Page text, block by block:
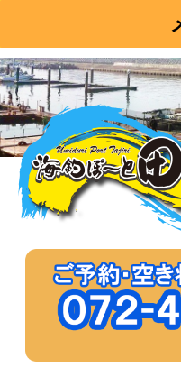
コ
ン
テ
ン
ツ